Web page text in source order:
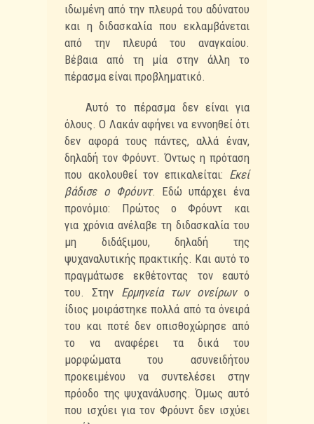
ιδωμένη από την πλευρά του αδύνατου
και η διδασκαλία που εκλαμβάνεται
από την πλευρά του αναγκαίου.
Βέβαια από τη μία στην άλλη το
πέρασμα είναι προβληματικό.
Αυτό το πέρασμα δεν είναι για
όλους. Ο Λακάν αφήνει να εννοηθεί ότι
δεν αφορά τους πάντες, αλλά έναν,
δηλαδή τον Φρόυντ. Όντως η πρόταση
που ακολουθεί τονεπικαλείται: Εκεί
βάδισε ο Φρόυντ. Εδώ υπάρχει ένα
προνόμιο: Πρώτος ο Φρόυντ και
γιαχρόνια ανέλαβε τη διδασκαλία του
μη διδάξιμου, δηλαδή της
ψυχαναλυτικής πρακτικής. Και αυτό το
πραγμάτωσε εκθέτοντας τον εαυτό
του. Στην Ερμηνεία των ονείρωνο
ίδιος μοιράστηκε πολλά από τα όνειρά
του και ποτέ δεν οπισθοχώρησε από
το να αναφέρει ταδικά του
μορφώματα του ασυνειδήτου
προκειμένου να συντελέσει στην
πρόοδο της ψυχανάλυσης. Όμως αυτό
που ισχύει για τον Φρόυντ δεν ισχύει